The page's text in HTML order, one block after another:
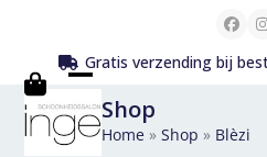
content
Gratis verzending bij
Open
mobile
Close
mobile
Shop
Home »Shop » Blèzi